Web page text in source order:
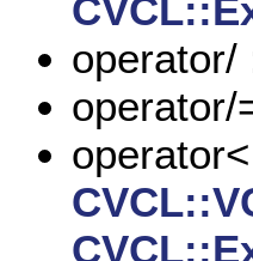
operator/
operator/